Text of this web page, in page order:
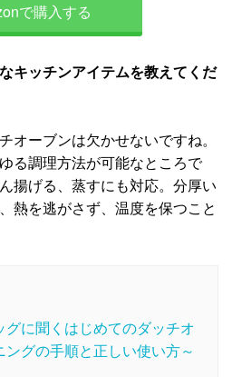
で購入する
キッチンアイテムを教えてくだ
オーブンは欠かせないですね。
る調理方法が可能なところで
揚げる、蒸すにも対応。分厚い
熱を逃がさず、温度を保つこと
グに聞くはじめてのダッチオ
グの手順と正しい使い方～